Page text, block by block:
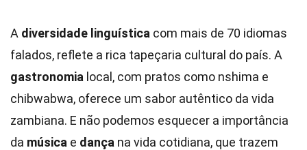
A diversidade linguística com mais de 70 idiomas
falados, reflete a rica tapeçaria cultural do país. A
gastronomia local, com pratos como nshima e
chibwabwa, oferece um sabor autêntico da vida
zambiana. E não podemos esquecer a importância
da música e dança na vida cotidiana, que trazem